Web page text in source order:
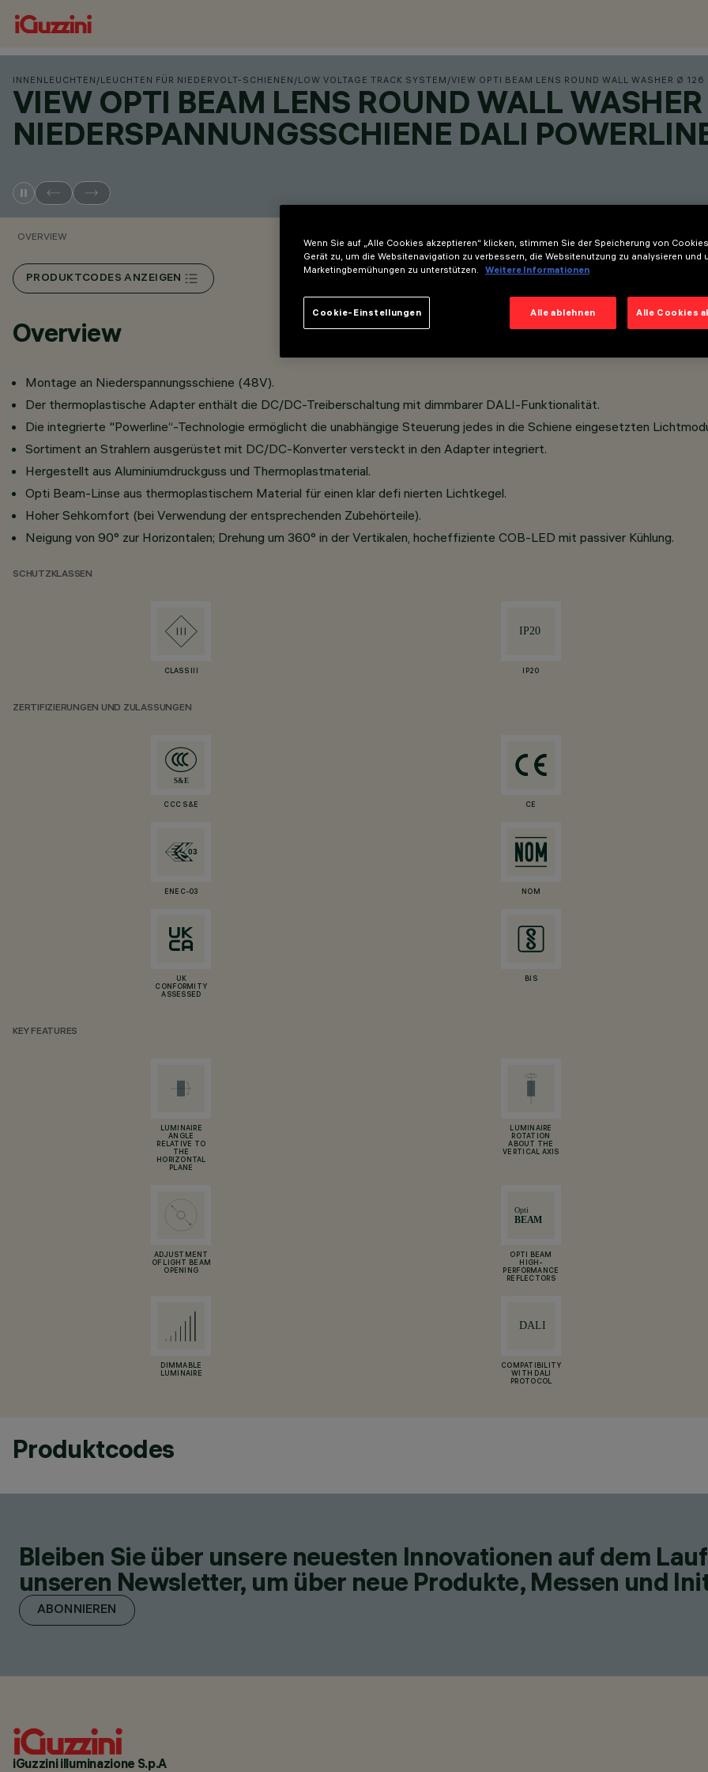
INNENLEUCHTEN /LEUCHTEN FÜR NIEDERVOLT-SCHIENEN /LOW VOLTAGE TRACK SYSTEM /VIEW OPTI BEAM LENS ROUND WALL WASHER Ø 126
VIEW OPTI BEAM LENS ROUND WALL
NIEDERSPANNUNGSSCHIENE DALI
OVERVIEW
PRODUKTCODES ANZEIGEN
Overview
Montage an Niederspannungsschiene (48V).
Der thermoplastische Adapter enthält die DC/DC-Treiberschaltung mit dimmbarer DALI-Funktionalität.
Die integrierte "Powerline“-Technologie ermöglicht die unabhängige Steuerung jedes in die Schiene eingesetzten
Sortiment an Strahlern ausgerüstet mit DC/DC-Konverter versteckt in den Adapter integriert.
Hergestellt aus Aluminiumdruckguss und Thermoplastmaterial.
Opti Beam-Linse aus thermoplastischem Material für einen klar defi nierten Lichtkegel.
Hoher Sehkomfort (bei Verwendung der entsprechenden Zubehörteile).
Neigung von 90° zur Horizontalen; Drehung um 360° in der Vertikalen, hocheffiziente COB-LED mit passiver Kühlung.
SCHUTZKLASSEN
CLASS III IP20
ZERTIFIZIERUNGEN UND ZULASSUNGEN
CCC S&E CE
ENEC-03 NOM
UK
CONFORMITY
ASSESSED
BIS
KEY FEATURES
LUMINAIRE
ANGLE
RELATIVE TO
THE
HORIZONTAL
PLANE
LUMINAIRE
ROTATION
ABOUT THE
VERTICAL AXIS
ADJUSTMENT
OF LIGHT BEAM
OPENING
OPTI BEAM
HIGH-
PERFORMANCE
REFLECTORS
DIMMABLE
LUMINAIRE
COMPATIBILITY
WITH DALI
PROTOCOL
Produktcodes
Bleiben Sie über unsere neuesten Innovationen auf dem
unseren Newsletter, um über neue Produkte, Messen und
ABONNIEREN
iGuzzini illuminazione S.p.A
Wenn Sie auf „Alle Cookies akzeptieren“ klicken, stimmen Sie der Speicherung von
Gerät zu, um die Websitenavigation zu verbessern, die Websitenutzung zu analysieren und
Marketingbemühungen zu unterstützen.
Weitere Informationen
Alle ablehnen Alle Cookies
Cookie-Einstellungen